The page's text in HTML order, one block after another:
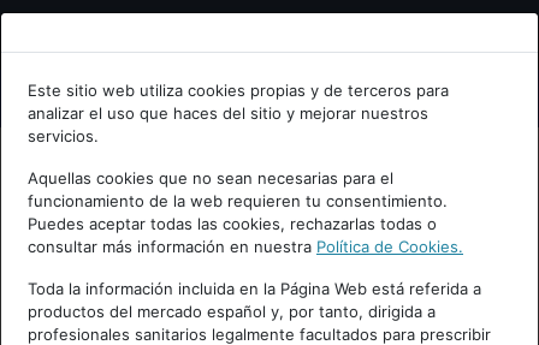
Bienvenid@ a psiquiatria.com
Escribe tu Email
Accede o regístrate con tu email.
Cancelar
Este sitio web utiliza cookies propias y de terceros para
analizar el uso que haces del sitio y mejorar nuestros
servicios.
Aquellas cookies que no sean necesarias para el
funcionamiento de la web requieren tu consentimiento.
Puedes aceptar todas las cookies, rechazarlas todas o
consultar más información en nuestra Política de Cookies.
Toda la información incluida en la Página Web está referida a
productos del mercado español y, por tanto, dirigida a
profesionales sanitarios legalmente facultados para prescribir